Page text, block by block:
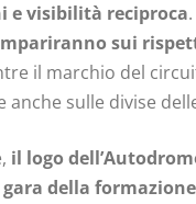
e visibilità reciproca
sui
il marchio del
anche sulle divise
il logo
della